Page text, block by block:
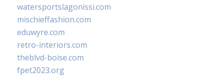
watersportslagonissi.com
mischieffashion.com
eduwyre.com
retro-interiors.com
theblvd-boise.com
fpet2023.org